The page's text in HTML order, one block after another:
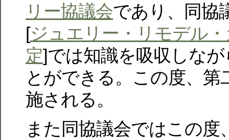
リー協議会であり、同協
[ジュエリー・リモデル
定]では知識を吸収しな
とができる。この度、第
施される。
また同協議会ではこの度